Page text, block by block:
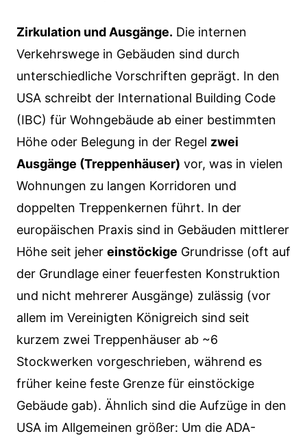
Zirkulation und Ausgänge. Die internen
Verkehrswege in Gebäuden sind durch
unterschiedliche Vorschriften geprägt. In den
USA schreibt der International Building Code
(IBC) für Wohngebäude ab einer bestimmten
Höhe oder Belegung in der Regel zwei
Ausgänge (Treppenhäuser) vor, was in vielen
Wohnungen zu langen Korridoren und
doppelten Treppenkernen führt. In der
europäischen Praxis sind in Gebäuden mittlerer
Höhe seit jeher einstöckige Grundrisse (oft auf
der Grundlage einer feuerfesten Konstruktion
und nicht mehrerer Ausgänge) zulässig (vor
allem im Vereinigten Königreich sind seit
kurzem zwei Treppenhäuser ab ~6
Stockwerken vorgeschrieben, während es
früher keine feste Grenze für einstöckige
Gebäude gab). Ähnlich sind die Aufzüge in den
USA im Allgemeinen größer: Um die ADA-